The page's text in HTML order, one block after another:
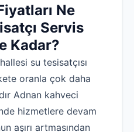
Ne
Servis
Kadar?
su tesisatçısı
oranla çok daha
Adnan kahveci
hizmetlere devam
aşırı artmasından